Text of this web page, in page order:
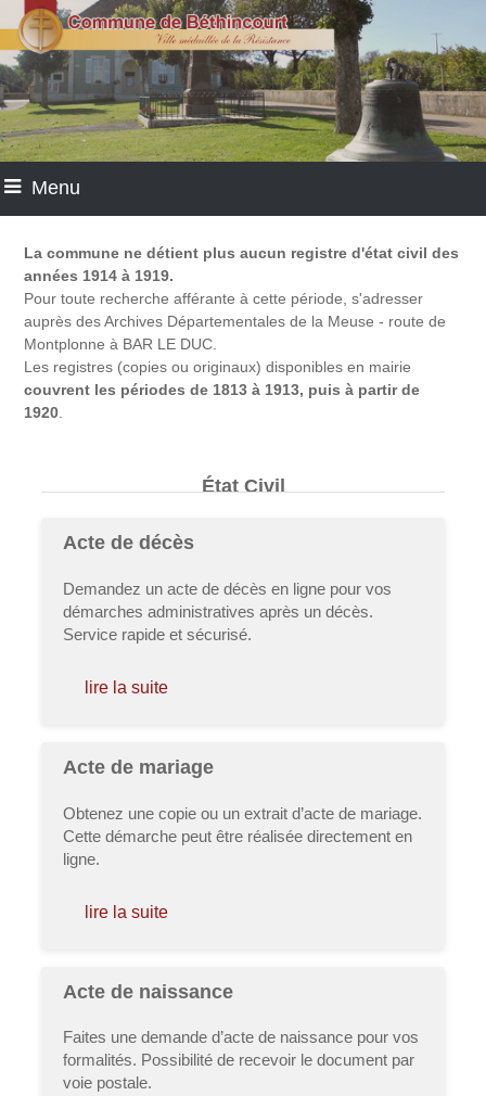
Menu
La commune ne détient plus aucun registre d'état civil des
années 1914 à 1919.
Pour toute recherche afférante à cette période, s'adresser
auprès des Archives Départementales de la Meuse - route de
Montplonne à BAR LE DUC.
Les registres (copies ou originaux) disponibles en mairie
couvrent les périodes de 1813 à 1913, puis à partir de
1920
État Civil
Acte de décès
Demandez un acte de décès en ligne pour vos
démarches administratives après un décès.
Service rapide et sécurisé.
lire la suite
Acte de mariage
Obtenez une copie ou un extrait d’acte de mariage.
Cette démarche peut être réalisée directement en
ligne.
lire la suite
Acte de naissance
Faites une demande d’acte de naissance pour vos
formalités. Possibilité de recevoir le document par
voie postale.